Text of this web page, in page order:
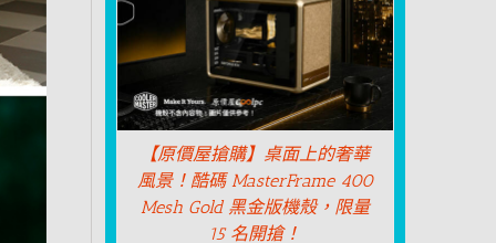
【原價屋搶購】桌面上的奢華
風景！酷碼 MasterFrame 400
Mesh Gold 黑金版機殼，限量
15 名開搶！